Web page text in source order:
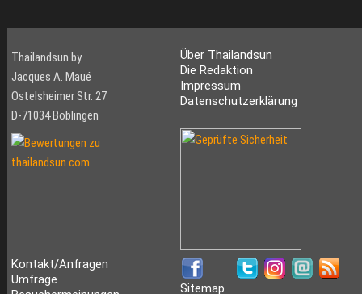
Thailandsun by
Jacques A. Maué
Ostelsheimer Str. 27
D-71034 Böblingen
Über Thailandsun
Die Redaktion
Impressum
Datenschutzerklärung
Kontakt/Anfragen
Umfrage
Sitemap